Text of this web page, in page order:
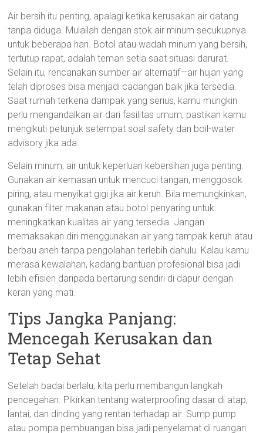
Air bersih itu penting, apalagi ketika kerusakan air datang
tanpa diduga. Mulailah dengan stok air minum secukupnya
untuk beberapa hari. Botol atau wadah minum yang bersih,
tertutup rapat, adalah teman setia saat situasi darurat.
Selain itu, rencanakan sumber air alternatif—air hujan yang
telah diproses bisa menjadi cadangan baik jika tersedia.
Saat rumah terkena dampak yang serius, kamu mungkin
perlu mengandalkan air dari fasilitas umum; pastikan kamu
mengikuti petunjuk setempat soal safety dan boil-water
advisory jika ada.
Selain minum, air untuk keperluan kebersihan juga penting.
Gunakan air kemasan untuk mencuci tangan, menggosok
piring, atau menyikat gigi jika air keruh. Bila memungkinkan,
gunakan filter makanan atau botol penyaring untuk
meningkatkan kualitas air yang tersedia. Jangan
memaksakan diri menggunakan air yang tampak keruh atau
berbau aneh tanpa pengolahan terlebih dahulu. Kalau kamu
merasa kewalahan, kadang bantuan profesional bisa jadi
lebih efisien daripada bertarung sendiri di dapur dengan
keran yang mati.
Tips Jangka Panjang:
Mencegah Kerusakan dan
Tetap Sehat
Setelah badai berlalu, kita perlu membangun langkah
pencegahan. Pikirkan tentang waterproofing dasar di atap,
lantai, dan dinding yang rentan terhadap air. Sump pump
atau pompa pembuangan bisa jadi penyelamat di ruangan